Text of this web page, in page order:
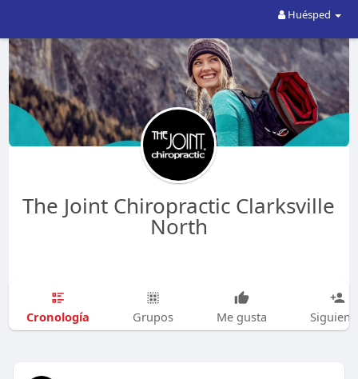
Huésped
The Joint Chiropractic Clarksville
North
Cronología Grupos Me gusta